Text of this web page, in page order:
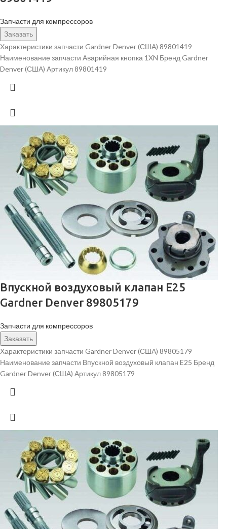
Запчасти для компрессоров
Заказать
Характеристики запчасти Gardner Denver (США) 89801419
Наименование запчасти Аварийная кнопка 1XN Бренд Gardner
Denver (США) Артикул 89801419
Впускной воздуховый клапан E25
Gardner Denver 89805179
Запчасти для компрессоров
Заказать
Характеристики запчасти Gardner Denver (США) 89805179
Наименование запчасти Впускной воздуховый клапан E25 Бренд
Gardner Denver (США) Артикул 89805179